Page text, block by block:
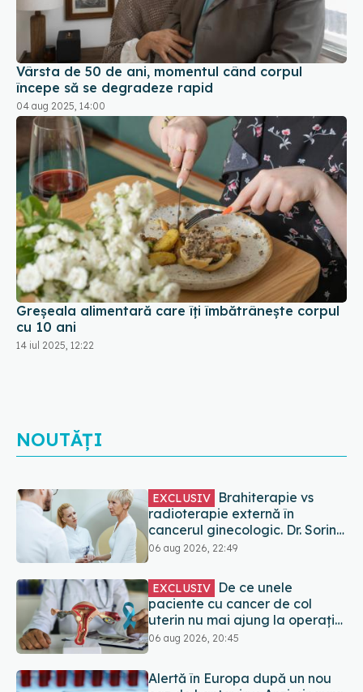
Vârsta de 50 de ani, momentul când corpul
începe să se degradeze rapid
04 aug 2025, 14:00
Greșeala alimentară care îți îmbătrânește corpul
cu 10 ani
14 iul 2025, 12:22
NOUTĂȚI
EXCLUSIV
paciente cu cancer de col
uterin nu mai ajung la operație.
Dr. Sorin Bogdan (SANADOR):
în situații particulare
06 aug 2026, 20:45
Alertă în Europa după un nou
caz de hantavirus Anzi, singura
tulpină care se transmite de la
om la om
06 aug 2026, 20:06
Mii de angajați din Sănătate ar